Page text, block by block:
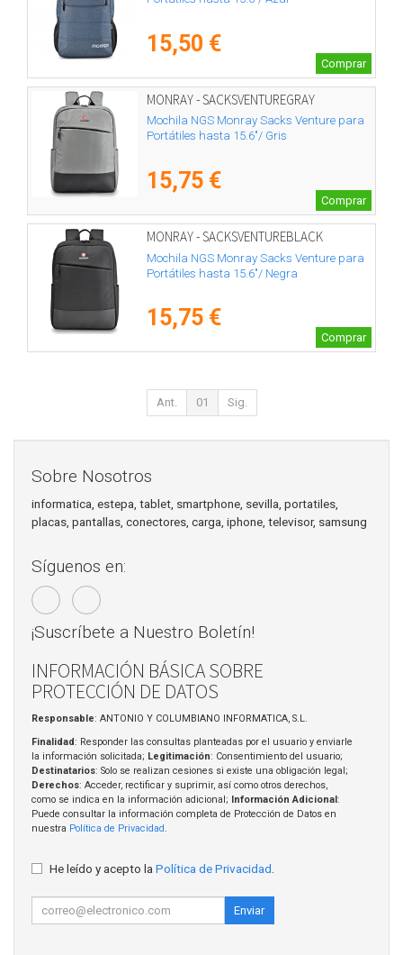
15,50 €
Comprar
MONRAY - SACKSVENTUREGRAY
Mochila NGS Monray Sacks Venture para
Portátiles hasta 15.6"/ Gris
15,75 €
Comprar
MONRAY - SACKSVENTUREBLACK
Mochila NGS Monray Sacks Venture para
Portátiles hasta 15.6"/ Negra
15,75 €
Comprar
Ant. 01 Sig.
Sobre Nosotros
informatica, estepa, tablet, smartphone, sevilla, portatiles,
placas, pantallas, conectores, carga, iphone, televisor, samsung
Síguenos en:
¡Suscríbete a Nuestro Boletín!
INFORMACIÓN BÁSICA SOBRE
PROTECCIÓN DE DATOS
Responsable: ANTONIO Y COLUMBIANO INFORMATICA, S.L.
Finalidad: Responder las consultas planteadas por el usuario y enviarle
la información solicitada; Legitimación: Consentimiento del usuario;
Destinatarios: Solo se realizan cesiones si existe una obligación legal;
Derechos: Acceder, rectificar y suprimir, así como otros derechos,
como se indica en la información adicional;
Información Adicional :
Puede consultar la información completa de Protección de Datos en
nuestra Política de Privacidad .
He leído y acepto la Política de Privacidad
Enviar